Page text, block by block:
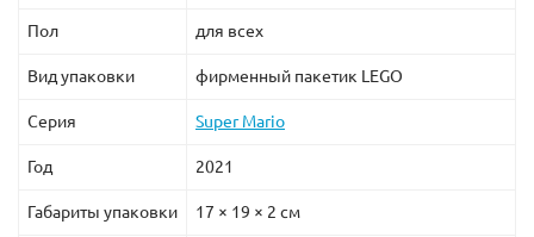
Пол для всех
Вид упаковки фирменный пакетик LEGO
Серия Super Mario
Год 2021
Габариты упаковки 17 × 19 × 2 см